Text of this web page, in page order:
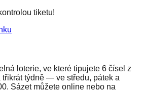
tiketu!
loterie, ve které tipujete 6 čísel z
týdně — ve středu, pátek a
Sázet můžete online nebo na